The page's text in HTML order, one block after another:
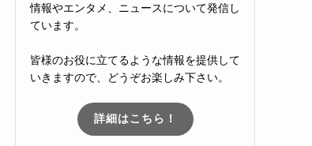
情報やエンタメ、ニュースについて発信し
ています。
皆様のお役に立てるような情報を提供して
いきますので、どうぞお楽しみ下さい。
詳細はこちら！